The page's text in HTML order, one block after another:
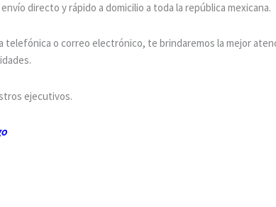
directo y rápido a domicilio a toda la república mexicana.
telefónica o correo electrónico, te brindaremos la mejor
ejecutivos.